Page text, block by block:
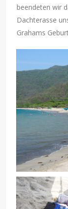
beendeten wir
Dachterasse
Grahams